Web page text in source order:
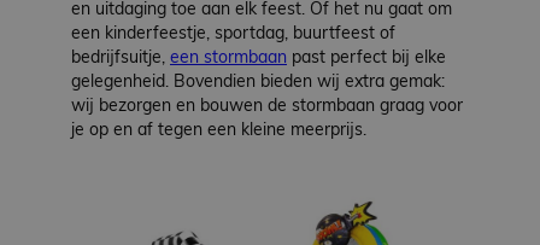
Contact
Indoor
Springparadijs
en uitdaging toe aan elk feest. Of het nu gaat om
een kinderfeestje, sportdag, buurtfeest of
bedrijfsuitje, een stormbaan past perfect bij elke
gelegenheid. Bovendien bieden wij extra gemak:
wij bezorgen en bouwen de stormbaan graag voor
je op en af tegen een kleine meerprijs.